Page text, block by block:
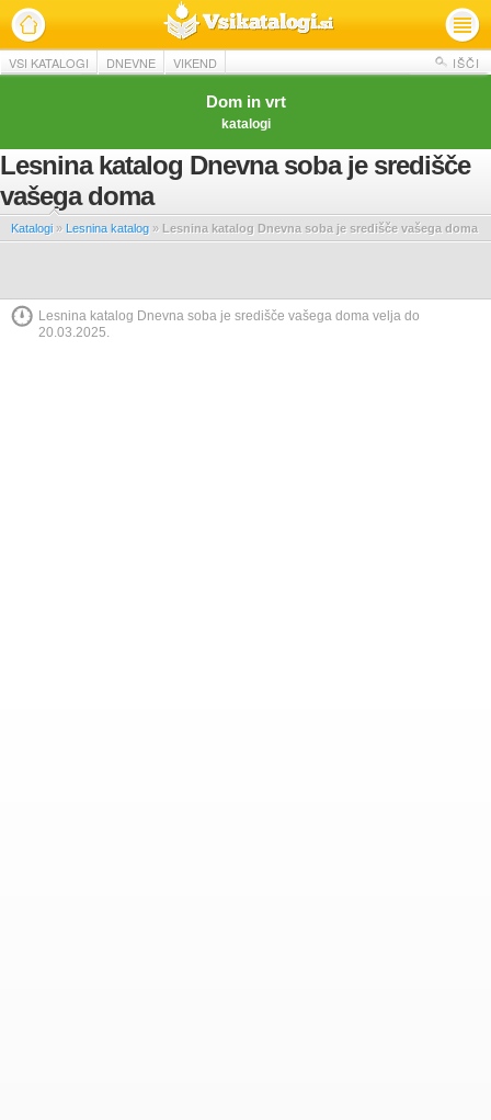
VSI KATALOGI DNEVNE VIKEND IŠČI
Dom in vrt
katalogi
Lesnina katalog Dnevna soba je središče
vašega doma
Katalogi » Lesnina katalog » Lesnina katalog Dnevna soba je središče vašega doma
Lesnina katalog Dnevna soba je središče vašega doma velja do
20.03.2025.